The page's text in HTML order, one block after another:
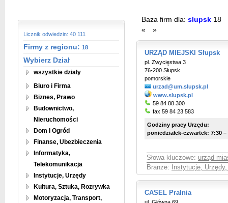
Licznik odwiedzin: 40 111
Firmy z regionu: 18
Wybierz Dział
wszystkie działy
Biuro i Firma
Biznes, Prawo
Budownictwo,
Nieruchomości
Dom i Ogród
Finanse, Ubezbieczenia
Informatyka,
Telekomunikacja
Instytucje, Urzędy
Kultura, Sztuka, Rozrywka
Motoryzacja, Transport,
Baza firm dla: slupsk 18
«
»
URZĄD MIEJSKI Słupsk
pl. Zwycięstwa 3
76-200 Słupsk
pomorskie
urzad@um.slupsk.pl
www.slupsk.pl
59 84 88 300
fax 59 84 23 583
Godziny pracy Urzędu:
poniedziałek-czwartek: 7:30
Słowa kluczowe: urząd
Branże:
Instytucje,
CASEL Pralnia